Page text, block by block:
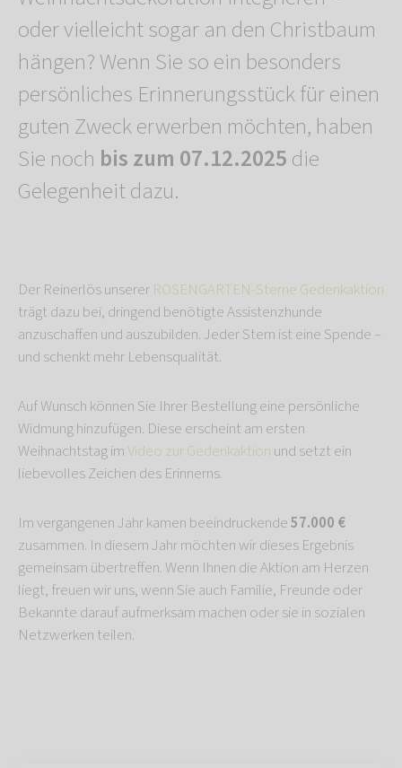
oder vielleicht sogar an den Christbaum
hängen? Wenn Sie so ein besonders
persönliches Erinnerungsstück für einen
guten Zweck erwerben möchten, haben
Sie noch bis zum 07.12.2025die
Gelegenheit dazu.
Der Reinerlös unserer ROSENGARTEN-Sterne Gedenkaktion
trägt dazu bei, dringend benötigte Assistenzhunde
anzuschaffen und auszubilden. Jeder Stern ist eine Spende –
und schenkt mehr Lebensqualität.
Auf Wunsch können Sie Ihrer Bestellung eine persönliche
Widmung hinzufügen. Diese erscheint am ersten
Weihnachtstag imVideo zur Gedenkaktion und setzt ein
liebevolles Zeichen des Erinnerns.
Im vergangenen Jahr kamen beeindruckende57.000 €
zusammen. In diesem Jahr möchten wir dieses Ergebnis
gemeinsam übertreffen. Wenn Ihnen die Aktion am Herzen
liegt, freuen wir uns, wenn Sie auch Familie, Freunde oder
Bekannte darauf aufmerksam machen oder sie in sozialen
Netzwerken teilen.